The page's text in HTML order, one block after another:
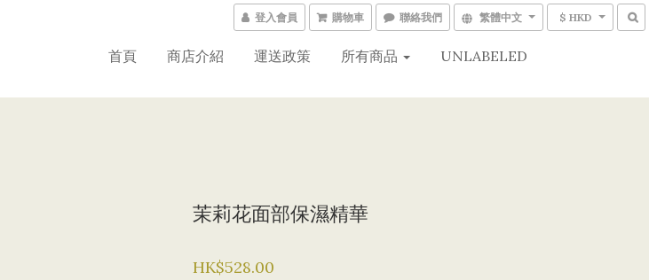
登入會員 購物車 聯絡我們 繁體中文 $ HKD
首頁 商店介紹 運送政策 所有商品 UNLABELED
茉莉花面部保濕精華
HK$528.00